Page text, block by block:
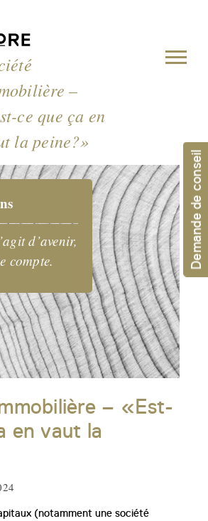
–
ce que ça en
la peine?»
d’avenir,
compte.
– «Est-
en vaut la
(notamment une société
Demande de conseil